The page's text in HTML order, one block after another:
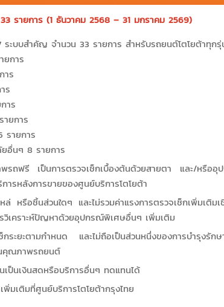
33 รายการ (1 ธันวาคม 2568 – 31 มกราคม 2569)
ระบบสำคัญ จำนวน 33 รายการ สำหรับรถยนต์โตโยต้าทุกรุ่
ยการ
าร
ร
าร
ายการ
รายการ
อื่นๆ 8 รายการ
พรถฟรี เป็นการตรวจเช็กเบื้องต้นด้วยสายตา และ/หรือ
ารหลังการขายของศูนย์บริการโตโยต้า
หล่ หรือชิ้นส่วนใดๆ และไม่รวมค่าแรงการตรวจเช็กเพิ่มเติม
วิเคราะห์ปัญหาด้วยอุปกรณ์พิเศษอื่นๆ เพิ่มเติม
ช็กระยะตามกำหนด และไม่ถือเป็นส่วนหนึ่งของการบำรุงรัก
นคุณภาพรถยนต์
เป็นเงินสดหรือบริการอื่นๆ ทดแทนได้
พิ่มเติมที่ศูนย์บริการโตโยต้ากรุงไทย